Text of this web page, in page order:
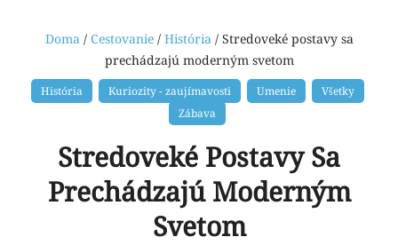
Doma/ Cestovanie/ História/ Stredoveké postavy sa
prechádzajú moderným svetom
História Kuriozity - zaujímavosti Umenie
Všetky
Zábava
Stredoveké Postavy Sa
Prechádzajú Moderným
Svetom